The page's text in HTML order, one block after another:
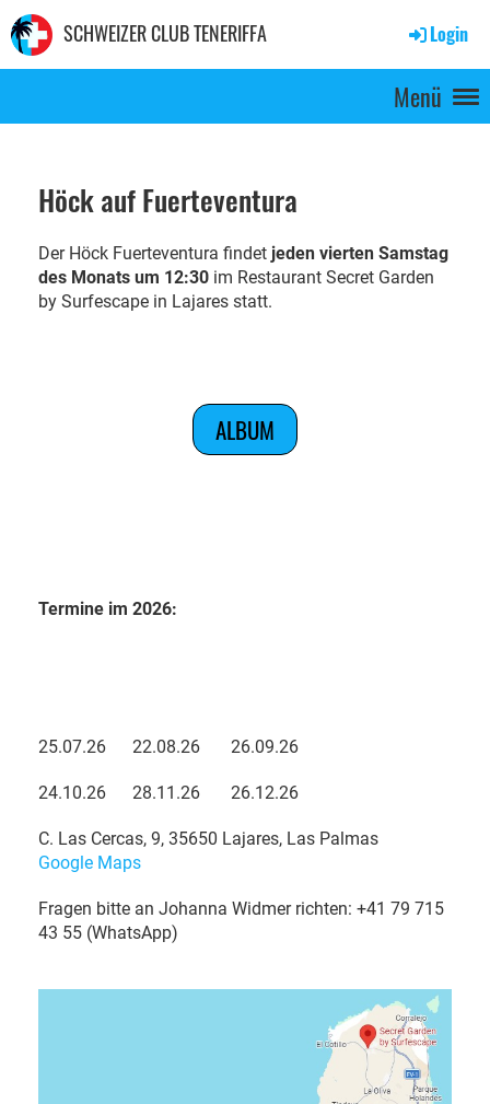
SCHWEIZER CLUB TENERIFFA Login
Menü
Höck auf Fuerteventura
Der Höck Fuerteventura findet jeden vierten Samstag
des Monats um 12:30 im Restaurant Secret Garden
by Surfescape in Lajares statt.
ALBUM
Termine im 2026:
25.07.26 22.08.26 26.09.26
24.10.26 28.11 .26 26.12.26
C. Las Cercas, 9, 35650 Lajares, Las Palmas
Google Maps
Fragen bitte an Johanna Widmer richten: +41 79 715
43 55 (WhatsApp)